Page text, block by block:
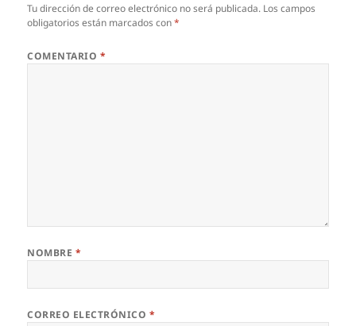
Tu dirección de correo electrónico no será publicada. Los campos
obligatorios están marcados con*
COMENTARIO *
NOMBRE *
CORREO ELECTRÓNICO *